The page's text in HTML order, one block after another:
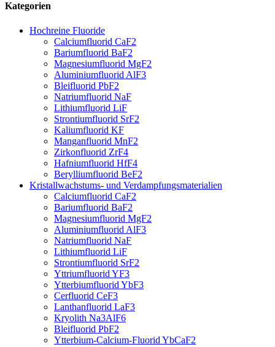
Kategorien
Hochreine Fluoride
Calciumfluorid CaF2
Bariumfluorid BaF2
Magnesiumfluorid MgF2
Aluminiumfluorid AlF3
Bleifluorid PbF2
Natriumfluorid NaF
Lithiumfluorid LiF
Strontiumfluorid SrF2
Kaliumfluorid KF
Manganfluorid MnF2
Zirkonfluorid ZrF4
Hafniumfluorid HfF4
Berylliumfluorid BeF2
Kristallwachstums- und Verdampfungsmaterialien
Calciumfluorid CaF2
Bariumfluorid BaF2
Magnesiumfluorid MgF2
Aluminiumfluorid AlF3
Natriumfluorid NaF
Lithiumfluorid LiF
Strontiumfluorid SrF2
Yttriumfluorid YF3
Ytterbiumfluorid YbF3
Cerfluorid CeF3
Lanthanfluorid LaF3
Kryolith Na3AlF6
Bleifluorid PbF2
Ytterbium-Calcium-Fluorid YbCaF2